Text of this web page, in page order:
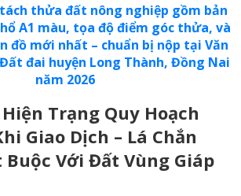
thửa đất nông nghiệp gồm bản
A1 màu, tọa độ điểm góc thửa, và
đồ mới nhất – chuẩn bị nộp tại Văn
đai huyện Long Thành, Đồng Nai
năm 2026
Trạng Quy Hoạch
Giao Dịch – Lá Chắn
Buộc Với Đất Vùng Giáp